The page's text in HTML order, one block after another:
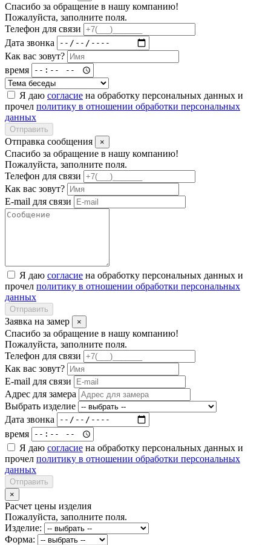
Спасибо за обращение в нашу компанию!
Пожалуйста, заполните поля.
Телефон для связи
Дата звонка
Как вас зовут?
время
Я даю согласие на обработку персональных данных и
прочел политику в отношении обработки персональных
данных
Отправить
Отправка сообщения ×
Спасибо за обращение в нашу компанию!
Пожалуйста, заполните поля.
Телефон для связи
Как вас зовут?
E-mail для связи
Я даю согласие на обработку персональных данных и
прочел политику в отношении обработки персональных
данных
Отправить
Заявка на замер ×
Спасибо за обращение в нашу компанию!
Пожалуйста, заполните поля.
Телефон для связи
Как вас зовут?
E-mail для связи
Адрес для замера
Выбрать изделие
Дата звонка
время
Я даю согласие на обработку персональных данных и
прочел политику в отношении обработки персональных
данных
Отправить
×
Расчет цены изделия
Пожалуйста, заполните поля.
Изделие:
Форма: